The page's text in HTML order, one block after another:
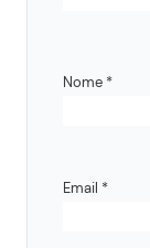
Nome *
Email *